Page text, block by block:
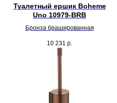
Туалетный ершик Boheme
Uno 10979-BRB
Бронза брашированная
10 231 р.